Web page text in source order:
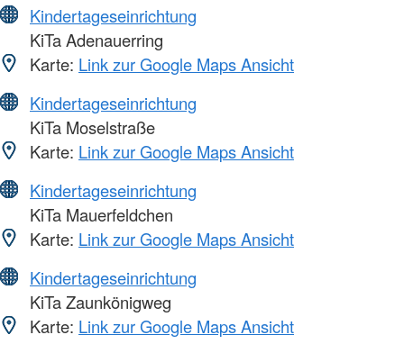
Kindertageseinrichtung
KiTa Adenauerring
Karte: Link zur Google Maps Ansicht
Kindertageseinrichtung
KiTa Moselstraße
Karte: Link zur Google Maps Ansicht
Kindertageseinrichtung
KiTa Mauerfeldchen
Karte: Link zur Google Maps Ansicht
Kindertageseinrichtung
KiTa Zaunkönigweg
Karte: Link zur Google Maps Ansicht